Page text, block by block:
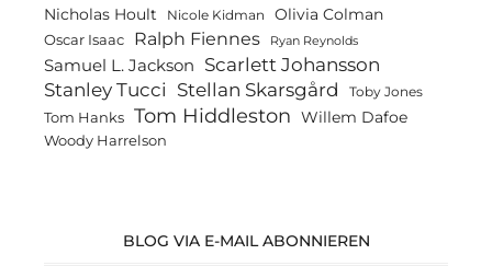
Nicholas Hoult Nicole Kidman Olivia Colman
Oscar Isaac Ralph Fiennes Ryan Reynolds
Samuel L. Jackson Scarlett Johansson
Stanley Tucci Stellan Skarsgård Toby Jones
Tom Hanks Tom Hiddleston Willem Dafoe
Woody Harrelson
BLOG VIA E-MAIL ABONNIEREN